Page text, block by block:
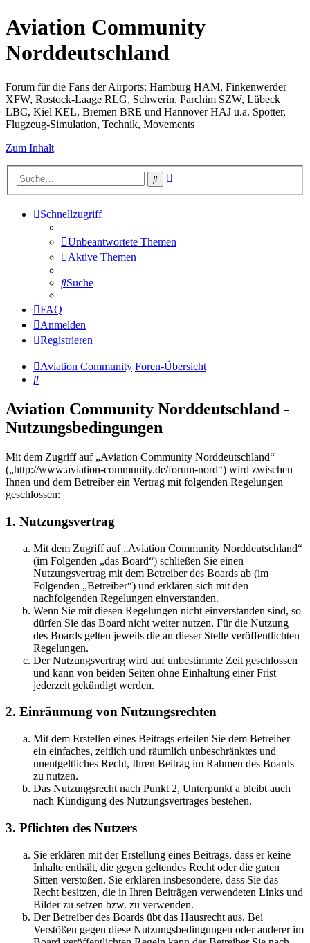
Aviation Community
Norddeutschland
Forum für die Fans der Airports: Hamburg HAM, Finkenwerder
XFW, Rostock-Laage RLG, Schwerin, Parchim SZW, Lübeck
LBC, Kiel KEL, Bremen BRE und Hannover HAJ u.a. Spotter,
Flugzeug-Simulation, Technik, Movements
Zum Inhalt
Suche
Schnellzugriff
Unbeantwortete Themen
Aktive Themen
Suche
FAQ
Anmelden
Registrieren
Aviation Community Foren-Übersicht
Suche
Aviation Community Norddeutschland -
Nutzungsbedingungen
Mit dem Zugriff auf „Aviation Community Norddeutschland“
(„http://www.aviation-community.de/forum-nord“) wird zwischen
Ihnen und dem Betreiber ein Vertrag mit folgenden Regelungen
geschlossen:
1. Nutzungsvertrag
Mit dem Zugriff auf „Aviation Community Norddeutschland“
(im Folgenden „das Board“) schließen Sie einen
Nutzungsvertrag mit dem Betreiber des Boards ab (im
Folgenden „Betreiber“) und erklären sich mit den
nachfolgenden Regelungen einverstanden.
Wenn Sie mit diesen Regelungen nicht einverstanden sind, so
dürfen Sie das Board nicht weiter nutzen. Für die Nutzung
des Boards gelten jeweils die an dieser Stelle veröffentlichten
Regelungen.
Der Nutzungsvertrag wird auf unbestimmte Zeit geschlossen
und kann von beiden Seiten ohne Einhaltung einer Frist
jederzeit gekündigt werden.
2. Einräumung von Nutzungsrechten
Mit dem Erstellen eines Beitrags erteilen Sie dem Betreiber
ein einfaches, zeitlich und räumlich unbeschränktes und
unentgeltliches Recht, Ihren Beitrag im Rahmen des Boards
zu nutzen.
Das Nutzungsrecht nach Punkt 2, Unterpunkt a bleibt auch
nach Kündigung des Nutzungsvertrages bestehen.
3. Pflichten des Nutzers
Sie erklären mit der Erstellung eines Beitrags, dass er keine
Inhalte enthält, die gegen geltendes Recht oder die guten
Sitten verstoßen. Sie erklären insbesondere, dass Sie das
Recht besitzen, die in Ihren Beiträgen verwendeten Links und
Bilder zu setzen bzw. zu verwenden.
Der Betreiber des Boards übt das Hausrecht aus. Bei
Verstößen gegen diese Nutzungsbedingungen oder anderer im